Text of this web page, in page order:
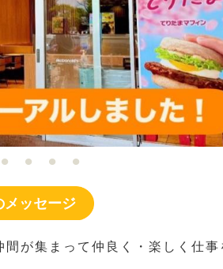
メッセージ
が集まって仲良く・楽しく仕事